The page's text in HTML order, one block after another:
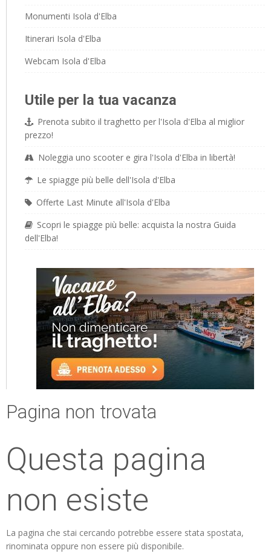
Monumenti Isola d'Elba
Itinerari Isola d'Elba
Webcam Isola d'Elba
Utile per la tua vacanza
Prenota subito il traghetto per l'Isola d'Elba al miglior
prezzo!
Noleggia uno scooter e gira l'Isola d'Elba in libertà!
Le spiagge più belle dell'Isola d'Elba
Offerte Last Minute all'Isola d'Elba
Scopri le spiagge più belle: acquista la nostra Guida
dell'Elba!
Pagina non trovata
Questa pagina
non esiste
La pagina che stai cercando potrebbe essere stata spostata,
rinominata oppure non essere più disponibile.